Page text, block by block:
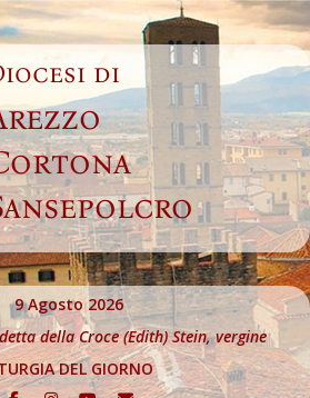
di
9 Agosto 2026
della Croce (Edith) Stein, vergine
DEL GIORNO